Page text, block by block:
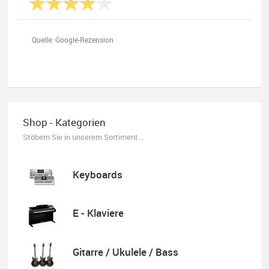
Quelle: Google-Rezension
Super Beratung, toller Service und schöner Klavierunterricht.
Wer ein Gesamtpaket sucht, wird beim Musikhaus Stöppel
Quelle: Google-Rezension
Shop - Kategorien
Stöbern Sie in unserem Sortiment...
Keyboards
E - Klaviere
Gitarre / Ukulele / Bass